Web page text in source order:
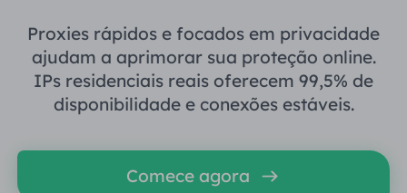
Proxy residencial estático
Proxy Residencial Ilimitado
PROCURAÇÃO RESIDENCIAL
Procuração Residencial $0.8/GB
Proxy residencial estático $0.28/IP/Dia
Data for AI
POR CASO DE USO
Proxies rápidos e focados em privacidade
ajudam a aprimorar sua proteção online.
IPs residenciais reais oferecem 99,5% de
disponibilidade e conexões estáveis.
Comece agora